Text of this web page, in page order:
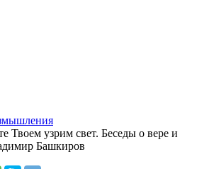
Твоем узрим свет. Беседы о вере и
Башкиров